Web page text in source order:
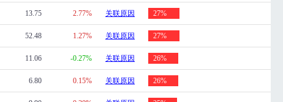
13.75 2.77% 关联原因 27%
52.48 1.27% 关联原因 27%
11.06 -0.27% 关联原因 26%
6.80 0.15% 关联原因 26%